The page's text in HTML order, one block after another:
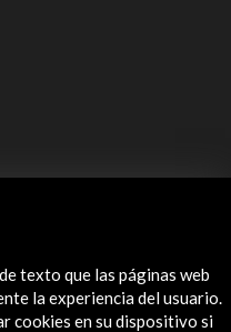
texto que las páginas web
la experiencia del usuario.
cookies en su dispositivo si